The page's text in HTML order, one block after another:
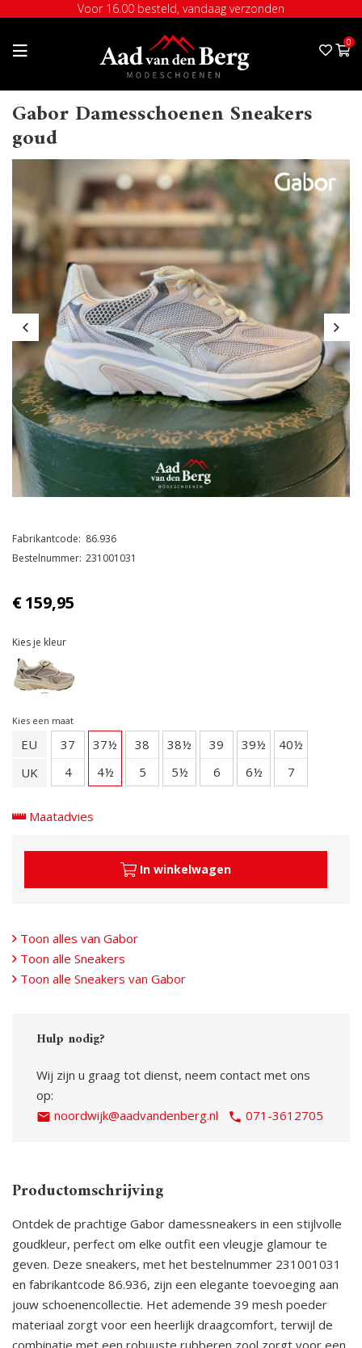
Voor 16.00 besteld, vandaag verzonden
0
Gabor Damesschoenen Sneakers
goud
Fabrikantcode
86.936
Bestelnummer 231001031
€159,95
Kies je kleur
Kies een maat
EU
UK
37
4
37½
4½
38
5
38½
5½
39
6
39½
6½
40½
7
Maatadvies
In winkelwagen
Toon alles van Gabor
Toon alle Sneakers
Toon alle Sneakers van Gabor
Hulp nodig?
Wij zijn u graag tot dienst, neem contact met ons
op:
noordwijk@aadvandenberg.nl
071-3612705
Productomschrijving
Ontdek de prachtige Gabor damessneakers in een stijlvolle
goudkleur, perfect om elke outfit een vleugje glamour te
geven. Deze sneakers, met het bestelnummer 231001031
en fabrikantcode 86.936, zijn een elegante toevoeging aan
jouw schoenencollectie. Het ademende 39 mesh poeder
materiaal zorgt voor een heerlijk draagcomfort, terwijl de
combinatie met een robuuste rubberen zool zorgt voor een